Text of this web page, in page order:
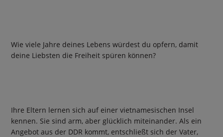
Wie viele Jahre deines Lebens würdest du opfern, damit
deine Liebsten die Freiheit spüren können?
Ihre Eltern lernen sich auf einer vietnamesischen Insel
kennen. Sie sind arm, aber glücklich miteinander. Als ein
Angebot aus der DDR kommt, entschließt sich der Vater,